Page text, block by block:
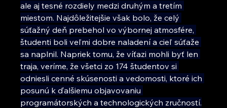
ale aj tesné rozdiely medzi druhým a tretím
miestom. Najdôležitejšie však bolo, že celý
súťažný deň prebehol vo výbornej atmosfére,
študenti boli veľmi dobre naladení a cieľ súťaže
sa naplnil. Napriek tomu, že víťazi mohli byť len
traja, veríme, že všetci zo 174 študentov si
odniesli cenné skúsenosti a vedomosti, ktoré ich
posunú k ďalšiemu objavovaniu
programátorských a technologických zručností.